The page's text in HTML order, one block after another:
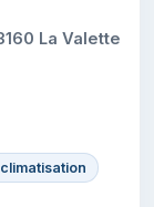
La Valette